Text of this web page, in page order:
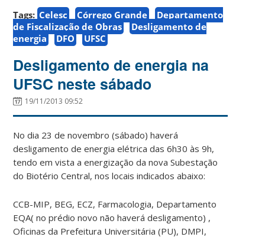
Tags: Celesc Córrego Grande
Departamento
de Fiscalização de Obras
Desligamento de
energia
DFO UFSC
Desligamento de energia na
UFSC neste sábado
19/11/2013 09:52
No dia 23 de novembro (sábado) haverá
desligamento de energia elétrica das 6h30 às 9h,
tendo em vista a energização da nova Subestação
do Biotério Central, nos locais indicados abaixo:
CCB-MIP, BEG, ECZ, Farmacologia, Departamento
EQA( no prédio novo não haverá desligamento) ,
Oficinas da Prefeitura Universitária (PU), DMPI,